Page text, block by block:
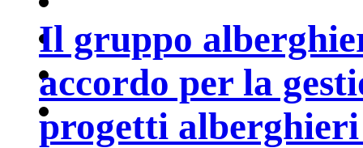
Il gruppo
accordo per la
progetti